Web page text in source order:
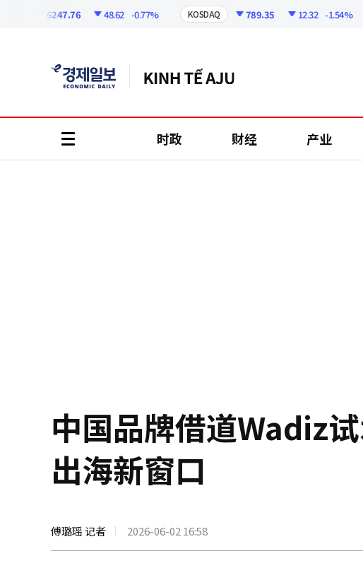
6247.76 48.62 -0.77% KOSDAQ 789.35 12.32 -1.54%
时政 财经 产业
中国品牌借道Wadiz
出海新窗口
傅璐瑶 记者 2026-06-02 16:58